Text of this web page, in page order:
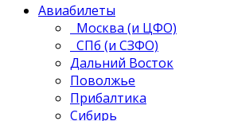
Авиабилеты
Москва (и ЦФО)
СПб (и СЗФО)
Дальний Восток
Поволжье
Прибалтика
Сибирь